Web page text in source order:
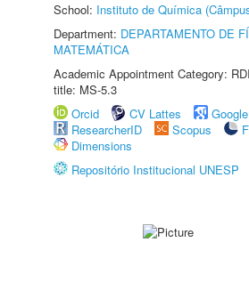
School: Instituto de Química
Department: DEPARTAMENTO DE
MATEMÁTICA
Academic Appointment Category:
title: MS-5.3
Orcid
CV Lattes
ResearcherID
Scopus
Dimensions
Repositório Institucional UNESP